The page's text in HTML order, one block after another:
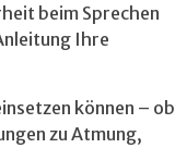
beim Sprechen
Ihre
können – ob
zu Atmung,